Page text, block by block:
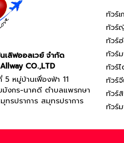
เลิฟออลเวย์ จำกัด
CO.,LTD
5 หมู่บ้านเฟื่องฟ้า 11
มังกร-นาคดี ตำบลแพรกษา
ทรปราการ สมุทรปราการ
ทัวร์
ทัวร์
ทัวร์
ทัวร์ม
ทัวร์
ทัวร์
ทัวร์
ทัวร์ม